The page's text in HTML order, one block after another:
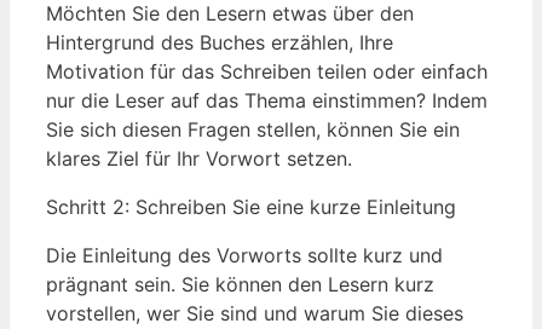
Möchten Sie den​ Lesern etwas über den
Hintergrund des Buches erzählen, Ihre
Motivation für ⁢das Schreiben teilen oder ⁣einfach
⁤nur die Leser⁢ auf das Thema einstimmen? Indem
Sie sich diesen Fragen stellen, können Sie ‌ein
klares ​Ziel ⁤für Ihr⁤ Vorwort setzen.
Schritt 2: Schreiben Sie eine kurze Einleitung
Die ⁣Einleitung des Vorworts sollte kurz‍ und
prägnant sein. Sie​ können den ⁤Lesern kurz
vorstellen,‌ wer Sie ​sind und warum ⁢Sie dieses